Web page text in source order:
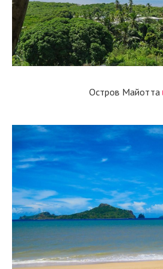
Остров Майотта